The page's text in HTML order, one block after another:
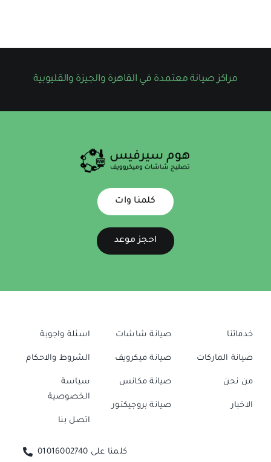
مراكز صيانة معتمدة في القاهرة والجيزة والقليوبية
كلمنا وات
احجز موعد
خدماتنا
صيانة الماركات
من نحن
الاخبار
صيانة شاشات
صيانة ميكرويف
صيانة مكانس
صيانة بروجيكتور
اسئلة واجوبة
الشروط والاحكام
سياسة
الخصوصية
اتصل بنا
كلمنا على 01016002740